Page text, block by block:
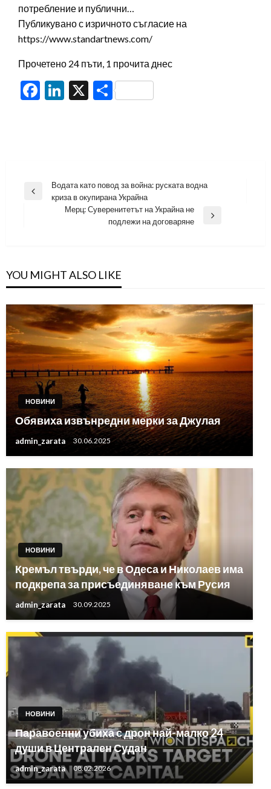
потребление и публични…
Публикувано с изричното съгласие на
https://www.standartnews.com/
Прочетено 24 пъти, 1 прочита днес
Facebook
LinkedIn
X Share
Навигация
Previous
Водата като повод за война: руската водна
криза в окупирана Украйна
Мерц: Суверенитетът на Украйна не
подлежи на договаряне
YOU MIGHT ALSO LIKE
НОВИНИ
Обявиха извънредни мерки за Джулая
admin_zarata 30.06.2025
НОВИНИ
Кремъл твърди, че в Одеса и Николаев има
подкрепа за присъединяване към Русия
admin_zarata 30.09.2025
НОВИНИ
Паравоенни убиха с дрон най-малко 24
души в Централен Судан
admin_zarata 08.02.2026